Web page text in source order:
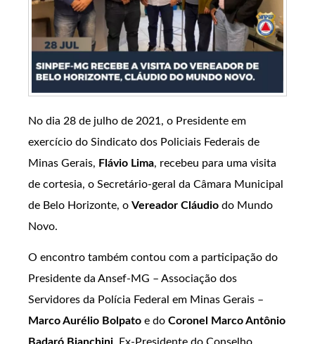
No dia 28 de julho de 2021, o Presidente em
exercício do Sindicato dos Policiais Federais de
Minas Gerais, Flávio Lima, recebeu para uma visita
de cortesia, o Secretário-geral da Câmara Municipal
de Belo Horizonte, o Vereador Cláudio do Mundo
Novo.
O encontro também contou com a participação do
Presidente da Ansef-MG – Associação dos
Servidores da Polícia Federal em Minas Gerais –
Marco Aurélio Bolpato e do Coronel Marco Antônio